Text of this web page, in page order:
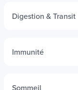
Digestion & Transit
Immunité
Sommeil